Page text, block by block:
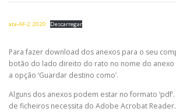
ata-AF-2.2020 Descarregar
Para fazer download dos anexos para o seu
botão do lado direito do rato no nome do
a opção ‘Guardar destino como’.
Alguns dos anexos podem estar no formato
de ficheiros necessita do Adobe Acrobat